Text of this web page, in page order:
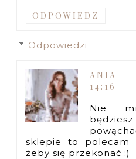
ODPOWIEDZ
Odpowiedzi
ANIA
14:16
Nie
sklepie to polecam
żeby się przekonać :)